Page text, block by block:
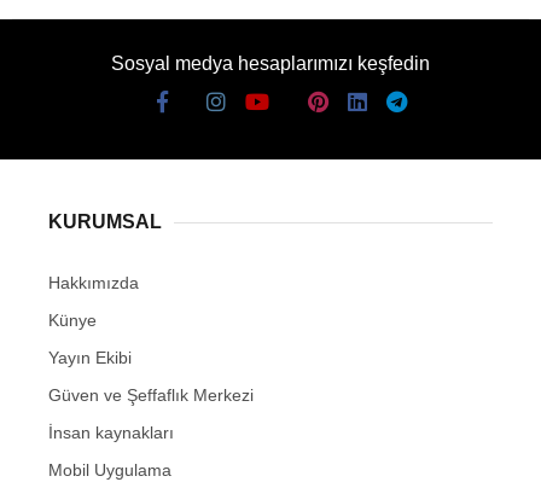
Sosyal medya hesaplarımızı keşfedin
KURUMSAL
Hakkımızda
Künye
Yayın Ekibi
Güven ve Şeffaflık Merkezi
İnsan kaynakları
Mobil Uygulama